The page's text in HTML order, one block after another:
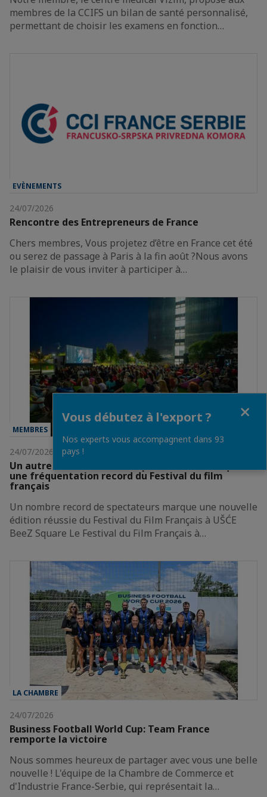
membres de la CCIFS un bilan de santé personnalisé,
permettant de choisir les examens en fonction…
EVÈNEMENTS
24/07/2026
Rencontre des Entrepreneurs de France
Chers membres, Vous projetez d’être en France cet été
ou serez de passage à Paris à la fin août ?Nous avons
le plaisir de vous inviter à participer à…
MEMBRES
24/07/2026
Un autre succès festivalier pour UŠĆE BeeZ Square :
une fréquentation record du Festival du film
français
Un nombre record de spectateurs marque une nouvelle
édition réussie du Festival du Film Français à UŠĆE
BeeZ Square Le Festival du Film Français à…
LA CHAMBRE
24/07/2026
Business Football World Cup: Team France
remporte la victoire
Nous sommes heureux de partager avec vous une belle
nouvelle ! L'équipe de la Chambre de Commerce et
d'Industrie France-Serbie, qui représentait la…
Vous débutez à l'export ?
Nos experts vous accompagnent dans 93
pays !